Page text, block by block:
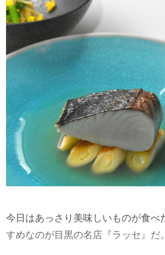
今日はあっさり美味しいものが食べ
すめなのが目黒の名店『ラッセ』だ。